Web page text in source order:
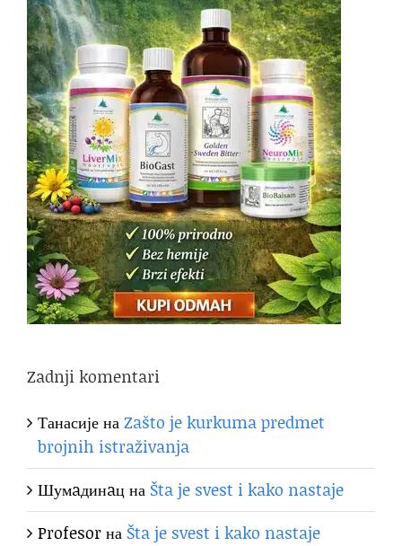
Zadnji komentari
ТанасијенаZašto je kurkuma predmet
brojnih istraživanja
Шумaдинaцна Šta je svest i kako nastaje
Profesorна Šta je svest i kako nastaje